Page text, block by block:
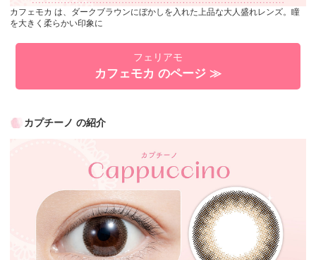
カフェモカ は、ダークブラウンにぼかしを入れた上品な大人盛れレンズ。瞳
を大きく柔らかい印象に
フェリアモ
カフェモカ のページ ≫
カプチーノ の紹介